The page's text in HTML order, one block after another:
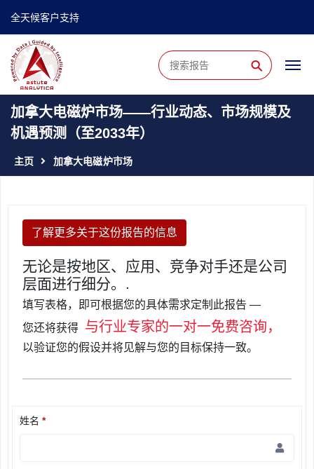
全天候客户支持
⚲
加拿大电磁炉市场——行业动态、市场规模及
机遇预测（至2033年）
主页 加拿大电磁炉市场
了解更多关于这份报告的信息
无论是按地区、应用、竞争对手还是公司
层面进行细分。.
填写表格，即可根据您的具体需求定制此报告 —
您还将获得 与行业专家的一对一免费咨询，
以验证您的假设并将见解与您的目标保持一致。
姓名 *